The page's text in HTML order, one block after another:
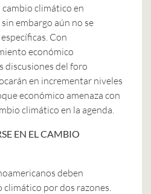
climático en
embargo aún no se
Con
económico
discusiones del foro
en incrementar niveles
económico amenaza con
climático en la agenda.
EN EL CAMBIO
deben
climático por dos razones.